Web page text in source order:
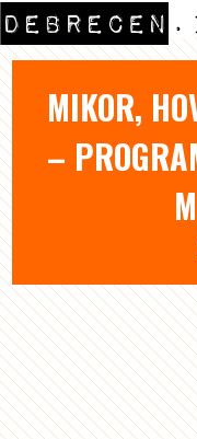
MIKOR,
–